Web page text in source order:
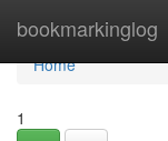
bookmarkinglog
Home
Home
1